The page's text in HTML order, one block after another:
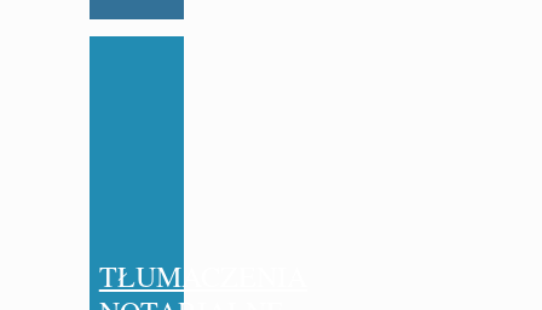
TŁUMACZENIA